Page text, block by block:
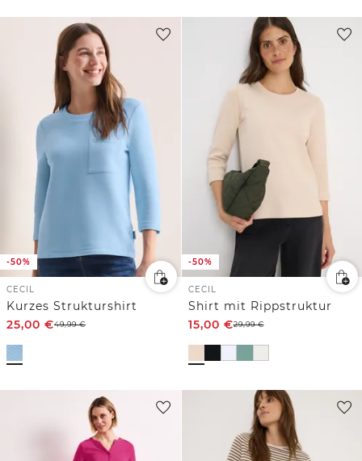
-50%
CECIL
Kurzes Strukturshirt
25,00 €49,99€
-50%
CECIL
Shirt mit Rippstruktur
15,00 €29,99€